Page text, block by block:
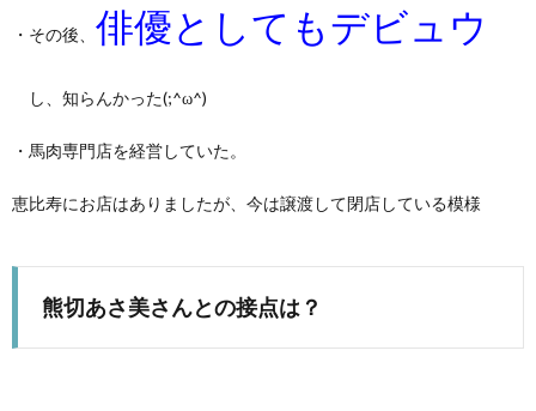
・その後、 俳優としてもデビュウ
し、知らんかった(;^ω^)
・馬肉専門店を経営していた。
恵比寿にお店はありましたが、今は譲渡して閉店している模様
熊切あさ美さんとの接点は？